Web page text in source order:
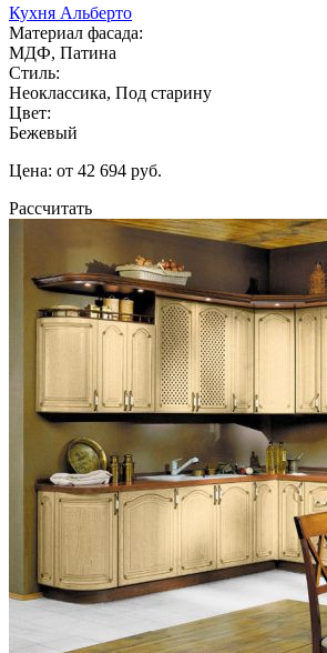
Кухня Альберто
Материал фасада:
МДФ, Патина
Стиль:
Неоклассика, Под старину
Цвет:
Бежевый
Цена: от 42 694 руб.
Рассчитать